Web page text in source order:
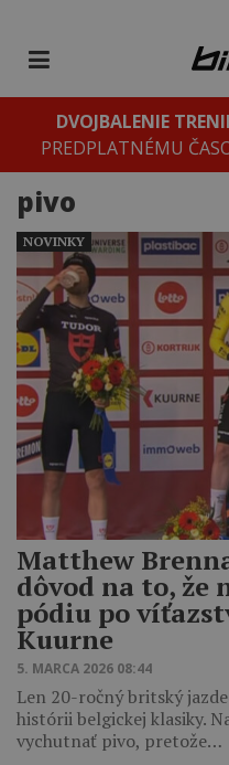
DVOJBALENIE
PREDPLATNÉMU
pivo
Matthew
dôvod na to, že
pódiu po
Kuurne
5. MARCA 2026 08:44
Len 20-ročný britský
histórii belgickej klasiky.
vychutnať pivo, pretože…
NOVINKY